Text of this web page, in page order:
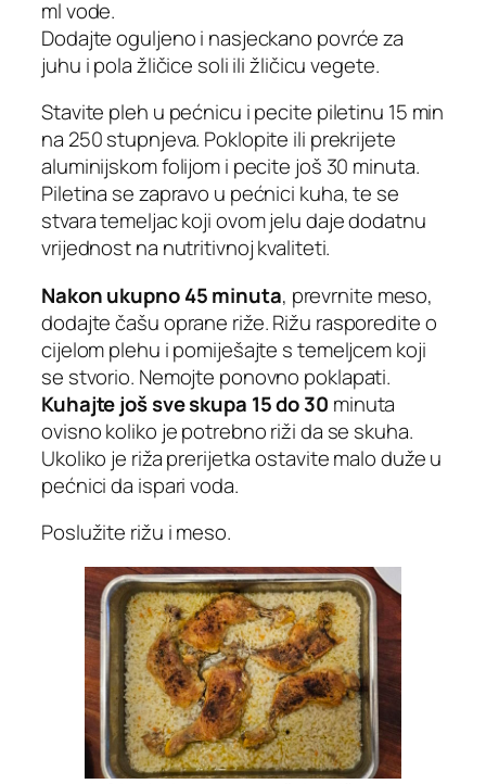
ml vode.
Dodajte oguljeno i nasjeckano povrće za
juhu i pola žličice soli ili žličicu vegete.
Stavite pleh u pećnicu i pecite piletinu 15 min
na 250 stupnjeva. Poklopite ili prekrijete
aluminijskom folijom i pecite još 30 minuta.
Piletina se zapravo u pećnici kuha, te se
stvara temeljac koji ovom jelu daje dodatnu
vrijednost na nutritivnoj kvaliteti.
Nakon ukupno 45 minuta, prevrnite meso,
dodajte čašu oprane riže. Rižu rasporedite o
cijelom plehu i pomiješajte s temeljcem koji
se stvorio. Nemojte ponovno poklapati.
Kuhajte još sve skupa 15 do 30 minuta
ovisno koliko je potrebno riži da se skuha.
Ukoliko je riža prerijetka ostavite malo duže u
pećnici da ispari voda.
Poslužite rižu i meso.